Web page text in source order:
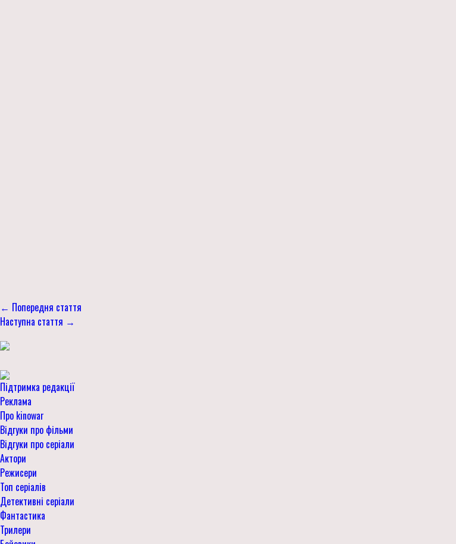
← Попередня стаття
Наступна стаття →
Підтримка редакції
Реклама
Про kinowar
Відгуки про фільми
Відгуки про серіали
Актори
Режисери
Топ серіалів
Детективні серіали
Фантастика
Трилери